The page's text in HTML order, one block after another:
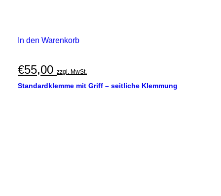
In den Warenkorb
€55,00 zzgl. MwSt.
Standardklemme mit Griff – seitliche Klemmung